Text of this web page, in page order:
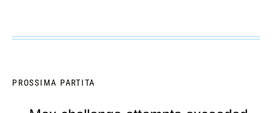
PROSSIMA PARTITA